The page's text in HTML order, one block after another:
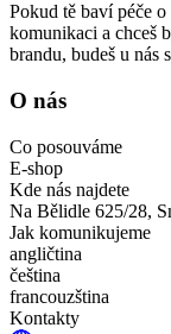
Pokud tě baví péče
komunikaci a chceš
brandu, budeš u nás
O nás
Co posouváme
E-shop
Kde nás najdete
Na Bělidle 625/28,
Jak komunikujeme
angličtina
čeština
francouzština
Kontakty